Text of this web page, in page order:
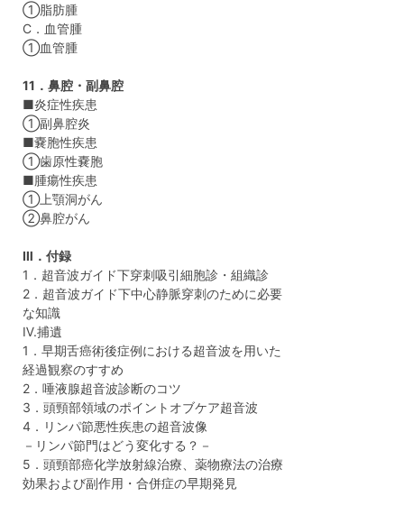
①脂肪腫
C．血管腫
①血管腫
11．鼻腔・副鼻腔
■炎症性疾患
①副鼻腔炎
■嚢胞性疾患
①歯原性嚢胞
■腫瘍性疾患
①上顎洞がん
②鼻腔がん
Ⅲ．付録
1．超音波ガイド下穿刺吸引細胞診・組織診
2．超音波ガイド下中心静脈穿刺のために必要
な知識
Ⅳ.捕遺
1．早期舌癌術後症例における超音波を用いた
経過観察のすすめ
2．唾液腺超音波診断のコツ
3．頭頸部領域のポイントオブケア超音波
4．リンパ節悪性疾患の超音波像
－リンパ節門はどう変化する？－
5．頭頸部癌化学放射線治療、薬物療法の治療
効果および副作用・合併症の早期発見